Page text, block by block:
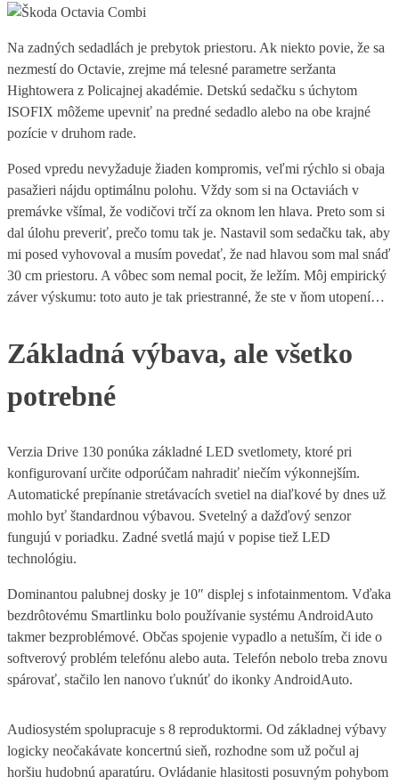
Na zadných sedadlách je prebytok priestoru. Ak niekto povie, že sa
nezmestí do Octavie, zrejme má telesné parametre seržanta
Hightowera z Policajnej akadémie. Detskú sedačku s úchytom
ISOFIX môžeme upevniť na predné sedadlo alebo na obe krajné
pozície v druhom rade.
Posed vpredu nevyžaduje žiaden kompromis, veľmi rýchlo si obaja
pasažieri nájdu optimálnu polohu. Vždy som si na Octaviách v
premávke všímal, že vodičovi trčí za oknom len hlava. Preto som si
dal úlohu preveriť, prečo tomu tak je. Nastavil som sedačku tak, aby
mi posed vyhovoval a musím povedať, že nad hlavou som mal snáď
30 cm priestoru. A vôbec som nemal pocit, že ležím. Môj empirický
záver výskumu: toto auto je tak priestranné, že ste v ňom utopení…
Základná výbava, ale všetko
potrebné
Verzia Drive 130 ponúka základné LED svetlomety, ktoré pri
konfigurovaní určite odporúčam nahradiť niečím výkonnejším.
Automatické prepínanie stretávacích svetiel na diaľkové by dnes už
mohlo byť štandardnou výbavou. Svetelný a dažďový senzor
fungujú v poriadku. Zadné svetlá majú v popise tiež LED
technológiu.
Dominantou palubnej dosky je 10″ displej s infotainmentom. Vďaka
bezdrôtovému Smartlinku bolo používanie systému AndroidAuto
takmer bezproblémové. Občas spojenie vypadlo a netuším, či ide o
softverový problém telefónu alebo auta. Telefón nebolo treba znovu
spárovať, stačilo len nanovo ťuknúť do ikonky AndroidAuto.
Audiosystém spolupracuje s 8 reproduktormi. Od základnej výbavy
logicky neočakávate koncertnú sieň, rozhodne som už počul aj
horšiu hudobnú aparatúru. Ovládanie hlasitosti posuvným pohybom